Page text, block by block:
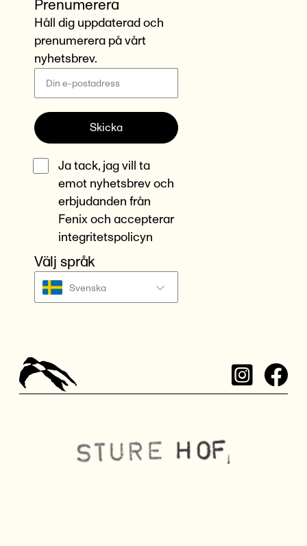
Prenumerera
Håll dig uppdaterad och
prenumerera på vårt
nyhetsbrev.
Skicka
Ja tack, jag vill ta
emot nyhetsbrev och
erbjudanden från
Fenix och accepterar
integritetspolicyn
Välj språk
Svenska